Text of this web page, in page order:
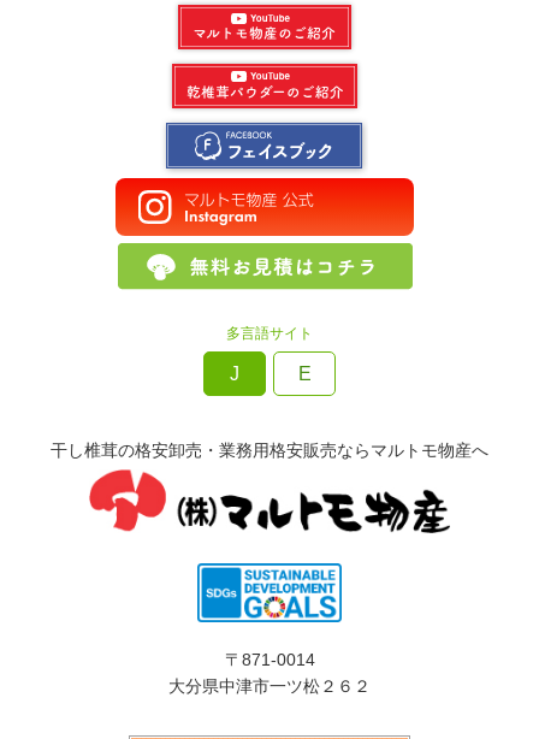
多言語サイト
J E
干し椎茸の格安卸売・業務用格安販売ならマルトモ物産へ
〒871-0014
大分県中津市一ツ松２６２